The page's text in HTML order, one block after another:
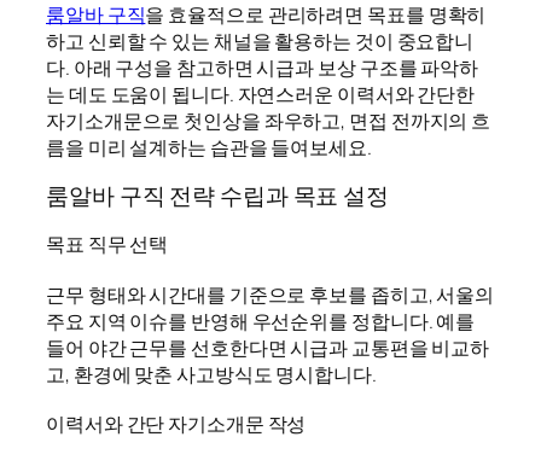
룸알바 구직을 효율적으로 관리하려면 목표를 명확히
하고 신뢰할 수 있는 채널을 활용하는 것이 중요합니
다. 아래 구성을 참고하면 시급과 보상 구조를 파악하
는 데도 도움이 됩니다. 자연스러운 이력서와 간단한
자기소개문으로 첫인상을 좌우하고, 면접 전까지의 흐
름을 미리 설계하는 습관을 들여보세요.
룸알바 구직 전략 수립과 목표 설정
목표 직무 선택
근무 형태와 시간대를 기준으로 후보를 좁히고, 서울의
주요 지역 이슈를 반영해 우선순위를 정합니다. 예를
들어 야간 근무를 선호한다면 시급과 교통편을 비교하
고, 환경에 맞춘 사고방식도 명시합니다.
이력서와 간단 자기소개문 작성